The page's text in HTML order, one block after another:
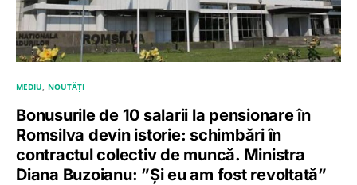
MEDIU NOUTĂȚI
Bonusurile de 10 salarii la pensionare în
Romsilva devin istorie: schimbări în
contractul colectiv de muncă. Ministra
Diana Buzoianu: ”Și eu am fost revoltată”